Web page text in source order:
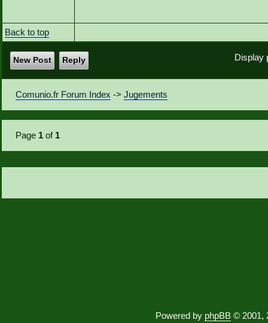
Back to top
Display
New Post Reply
Comunio.fr Forum Index ->Jugements
Page 1 of 1
Powered by phpBB © 2001,